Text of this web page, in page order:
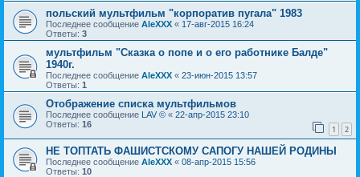
польский мультфильм "корпоратив пугала" 1983
Последнее сообщение AleXXX « 17-авг-2015 16:24
Ответы: 3
мультфильм "Сказка о попе и о его работнике Балде"
1940г.
Последнее сообщение AleXXX « 23-июн-2015 13:57
Ответы: 1
Отображение списка мультфильмов
Последнее сообщение LAV © « 22-апр-2015 23:10
Ответы: 16 1 2
НЕ ТОПТАТЬ ФАШИСТСКОМУ САПОГУ НАШЕЙ РОДИНЫ
Последнее сообщение AleXXX « 08-апр-2015 15:56
Ответы: 10